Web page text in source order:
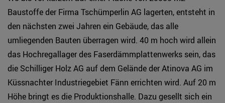
Baustoffe der Firma Tschümperlin AG lagerten, entsteht in
den nächsten zwei Jahren ein Gebäude, das alle
umliegenden Bauten überragen wird. 40 m hoch wird allein
das Hochregallager des Faserdämmplattenwerks sein, das
die Schilliger Holz AG auf dem Gelände der Atinova AG im
Küssnachter Industriegebiet Fänn errichten wird. Auf 20 m
Höhe bringt es die Produktionshalle. Dazu gesellt sich ein